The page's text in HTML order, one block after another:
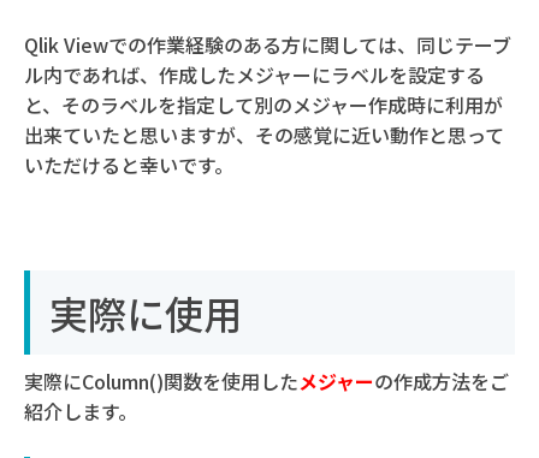
Qlik Viewでの作業経験のある方に関しては、同じテーブ
ル内であれば、作成したメジャーにラベルを設定する
と、そのラベルを指定して別のメジャー作成時に利用が
出来ていたと思いますが、その感覚に近い動作と思って
いただけると幸いです。
実際に使用
実際にColumn()関数を使用したメジャーの作成方法をご
紹介します。